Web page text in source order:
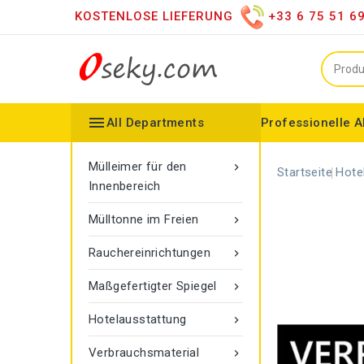
KOSTENLOSE LIEFERUNG +33 6 75 51
Professionelle
All Departments

Mülleimer für den
Innenbereich

Mülltonne im Freien

Rauchereinrichtungen

Maßgefertigter Spiegel

Hotelausstattung

Verbrauchsmaterial
Startseite